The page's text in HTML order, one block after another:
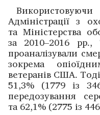
Адміністрації з
та Міністерства
за 2010–2016
проаналізували
­зокрема
ветеранів США.
51,3% (1779 із
передозування
та 62,1% (2775 із